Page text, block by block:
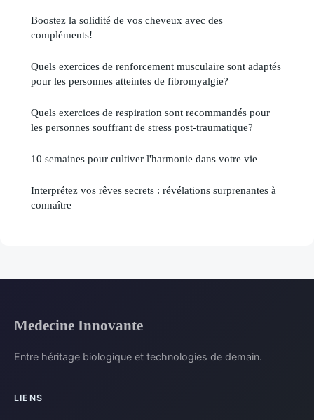
Boostez la solidité de vos cheveux avec des
compléments!
Quels exercices de renforcement musculaire sont adaptés
pour les personnes atteintes de fibromyalgie?
Quels exercices de respiration sont recommandés pour
les personnes souffrant de stress post-traumatique?
10 semaines pour cultiver l'harmonie dans votre vie
Interprétez vos rêves secrets : révélations surprenantes à
connaître
Medecine Innovante
Entre héritage biologique et technologies de demain.
LIENS